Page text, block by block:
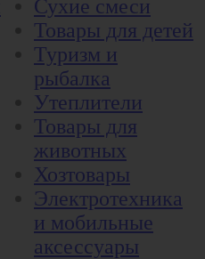
Сухие смеси
Товары для детей
Туризм и
рыбалка
Утеплители
Товары для
животных
Хозтовары
Электротехника
и мобильные
аксессуары